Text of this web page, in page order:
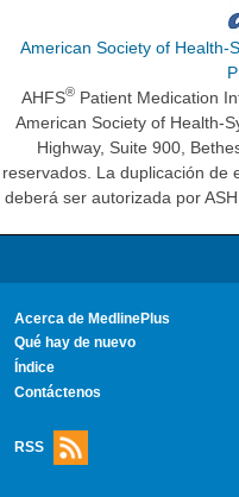
American Society of Health-
AHFS® Patient Medication
American Society of Health-
Highway, Suite 900,
reservados. La duplicación de
deberá ser autorizada por
Acerca de MedlinePlus
Qué hay de nuevo
Índice
Contáctenos
RSS